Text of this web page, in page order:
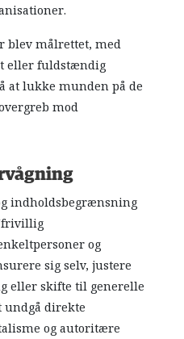
blev målrettet, med
eller fuldstændig
at lukke munden på de
mod
indholdsbegrænsning
og
sig selv, justere
eller skifte til generelle
undgå direkte
og autoritære